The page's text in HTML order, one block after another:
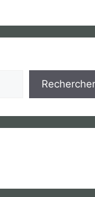
Rechercher